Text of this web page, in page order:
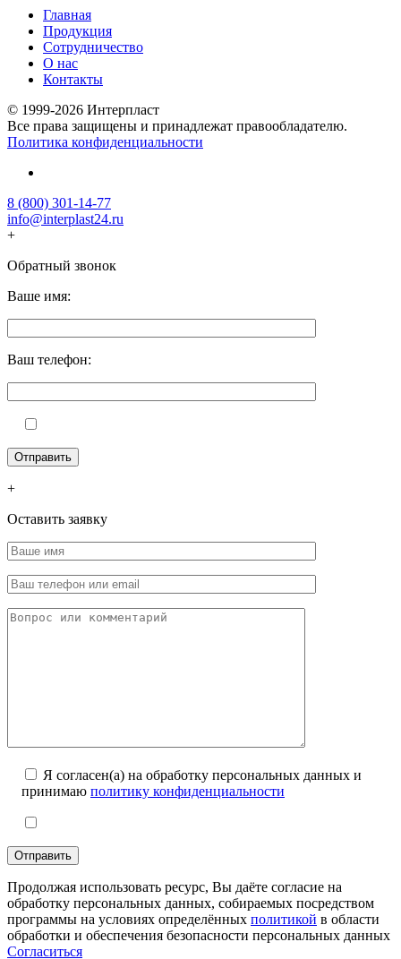
Главная
Продукция
Сотрудничество
О нас
Контакты
© 1999-2026 Интерпласт
Все права защищены и принадлежат правообладателю.
Политика конфиденциальности
8 (800) 301-14-77
info@interplast24.ru
+
Обратный звонок
Ваше имя:
Ваш телефон:
+
Оставить заявку
Я согласен(а) на обработку персональных данных и
принимаю политику конфиденциальности
Продолжая использовать ресурс, Вы даёте согласие на
обработку персональных данных, собираемых посредством
программы на условиях определённых политикой в области
обработки и обеспечения безопасности персональных данных
Согласиться